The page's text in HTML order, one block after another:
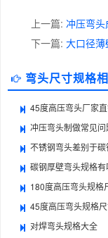
上一篇: 冲压弯
下一篇: 大口径
弯头尺寸规格
45度高压弯头厂家
冲压弯头制做常见
不锈钢弯头差别于
碳钢厚壁弯头规格有
180度高压弯头规格
45度高压弯头规格
对焊弯头规格大全